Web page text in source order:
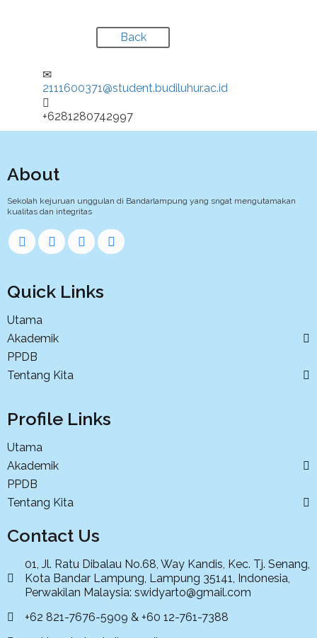
2111600371@student.budiluhur.ac.id
+6281280742997
Back
About
Sekolah kejuruan unggulan di Bandarlampung yang sngat mengutamakan
kualitas dan integritas
Quick Links
Utama
Akademik
PPDB
Tentang Kita
Profile Links
Utama
Akademik
PPDB
Tentang Kita
Contact Us
01, Jl. Ratu Dibalau No.68, Way Kandis, Kec. Tj. Senang,
Kota Bandar Lampung, Lampung 35141, Indonesia,
Perwakilan Malaysia: swidyarto@gmail.com
+62 821-7676-5909 & +60 12-761-7388